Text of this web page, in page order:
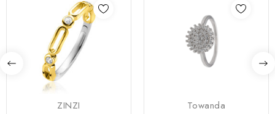
ZINZI Towanda